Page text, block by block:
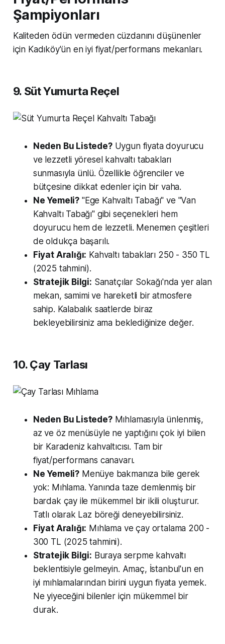
Şampiyonları
Kaliteden ödün vermeden cüzdanını düşünenler
için Kadıköy'ün en iyi fiyat/performans mekanları.
9. Süt Yumurta Reçel
Neden Bu Listede?Uygun fiyata doyurucu
ve lezzetli yöresel kahvaltı tabakları
sunmasıyla ünlü. Özellikle öğrenciler ve
bütçesine dikkat edenler için bir vaha.
Ne Yemeli? "Ege Kahvaltı Tabağı" ve "Van
Kahvaltı Tabağı" gibi seçenekleri hem
doyurucu hem de lezzetli. Menemen çeşitleri
de oldukça başarılı.
Fiyat Aralığı: Kahvaltı tabakları 250 - 350 TL
(2025 tahmini).
Stratejik Bilgi: Sanatçılar Sokağı'nda yer alan
mekan, samimi ve hareketli bir atmosfere
sahip. Kalabalık saatlerde biraz
bekleyebilirsiniz ama beklediğinize değer.
10. Çay Tarlası
Neden Bu Listede?Mıhlamasıyla ünlenmiş,
az ve öz menüsüyle ne yaptığını çok iyi bilen
bir Karadeniz kahvaltıcısı. Tam bir
fiyat/performans canavarı.
Ne Yemeli? Menüye bakmanıza bile gerek
yok: Mıhlama. Yanında taze demlenmiş bir
bardak çay ile mükemmel bir ikili oluşturur.
Tatlı olarak Laz böreği deneyebilirsiniz.
Fiyat Aralığı: Mıhlama ve çay ortalama 200 -
300 TL (2025 tahmini).
Stratejik Bilgi: Buraya serpme kahvaltı
beklentisiyle gelmeyin. Amaç, İstanbul'un en
iyi mıhlamalarından birini uygun fiyata yemek.
Ne yiyeceğini bilenler için mükemmel bir
durak.